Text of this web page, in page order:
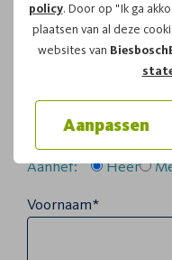
policy. Door op "Ik ga
plaatsen van al deze
websites van
Aanpassen
Om te reserveren
donderdag 16-07-
onderstaand
Uw gegevens:
Aanhef: Heer
Voornaam*